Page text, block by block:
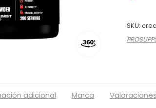
SKU:
adicional Marca